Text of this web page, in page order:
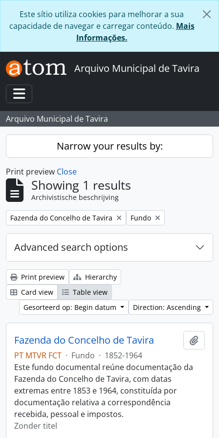
Este sítio utiliza cookies para melhorar a sua
capacidade de navegar e carregar conteúdo. Mais
Informações.
Arquivo Municipal de Tavira
Toggle navigation
Arquivo Municipal de Tavira
Narrow your results by:
Print preview Close
Showing 1 results
Archivistische beschrijving
Remove filter:
Fazenda do Concelho de Tavira Remove filter:
Fundo
Advanced search options
Print preview
Hierarchy
Card view
Table view
Gesorteerd op: Begin datum
Direction: Ascending
Fazenda do Concelho de Tavira
PT MTVR FCT · Fundo · 1852-1964
Este fundo documental reúne documentação da
Fazenda do Concelho de Tavira, com datas
extremas entre 1853 e 1964, constituída por
documentação relativa a correspondência
recebida, pessoal e impostos.
Zonder titel